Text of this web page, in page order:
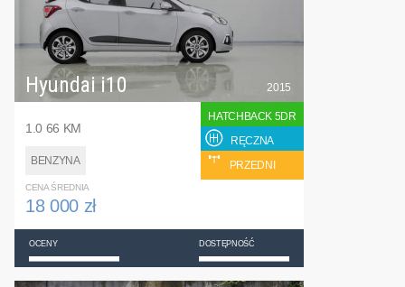
Hyundai i10
1.0 66 KM
BENZYNA
2015
HATCHBACK 5DR
RĘCZNA
PRZEDNI
CENA ŚREDNIA
18 000 zł
OCENY DOSTĘPNOŚĆ